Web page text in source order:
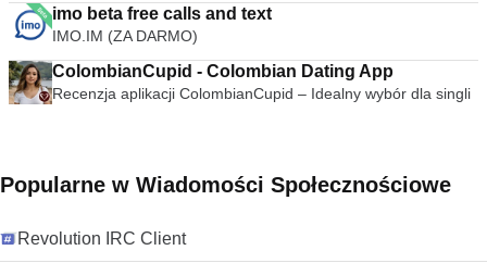
imo beta free calls and text
IMO.IM (ZA DARMO)
ColombianCupid - Colombian Dating App
Recenzja aplikacji ColombianCupid – Idealny wybór dla singli
Popularne w Wiadomości Społecznościowe
Revolution IRC Client